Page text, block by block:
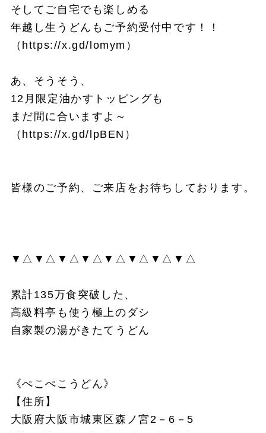
そしてご自宅でも楽しめる
年越し生うどんもご予約受付中です！！
（ https://x.gd/lomym ）
あ、そうそう、
12月限定油かすトッピングも
まだ間に合いますよ～
（https://x.gd/lpBEN）
皆様のご予約、ご来店をお待ちしております。
▼△▼△▼△▼△▼△▼△▼△▼△
累計135万食突破した、
高級料亭も使う極上のダシ
自家製の湯がきたてうどん
《ぺこぺこうどん》
【住所】
大阪府大阪市城東区森ノ宮2－6－5